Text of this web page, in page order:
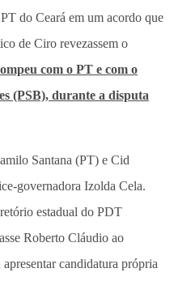
do Ceará em um acordo que
de Ciro revezassem o
com o PT e com o
(PSB), durante a disputa
Santana (PT) e Cid
governadora Izolda Cela.
estadual do PDT
Roberto Cláudio ao
candidatura própria